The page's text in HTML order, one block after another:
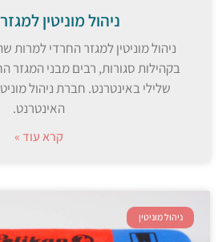
ניהול מוניטין
ניהול מוניטין למגזר החרדי
בקהילות סגורות, רבים מבני המגזר
שלילי באינטרנט. חברת ניהול
האינטרנט.
קרא עוד »
ניהול מוניטין